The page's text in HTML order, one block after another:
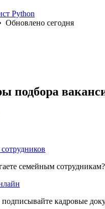
Python
Обновлено сегодня
подбора
семейным сотрудникам?
кадровые